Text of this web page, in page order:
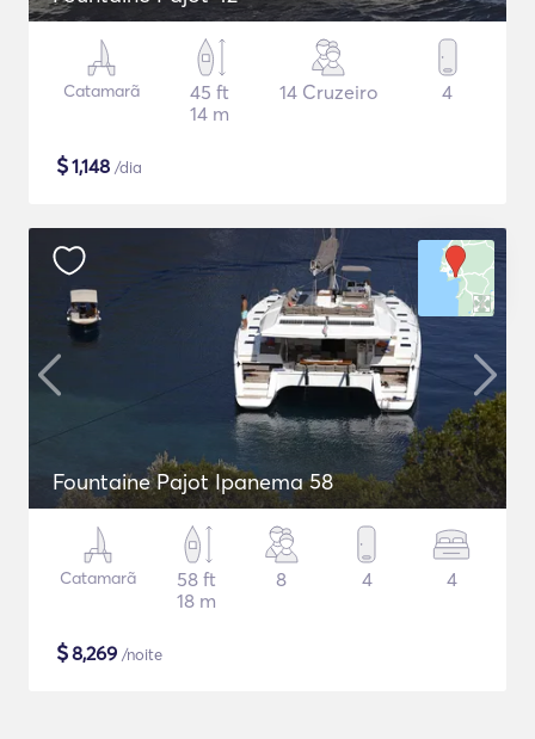
Catamarã
45 ft
14 m
14 Cruzeiro 4
$1,148 /dia
Fountaine Pajot Ipanema 58
Catamarã
58 ft
18 m
8 4 4
$8,269 /noite